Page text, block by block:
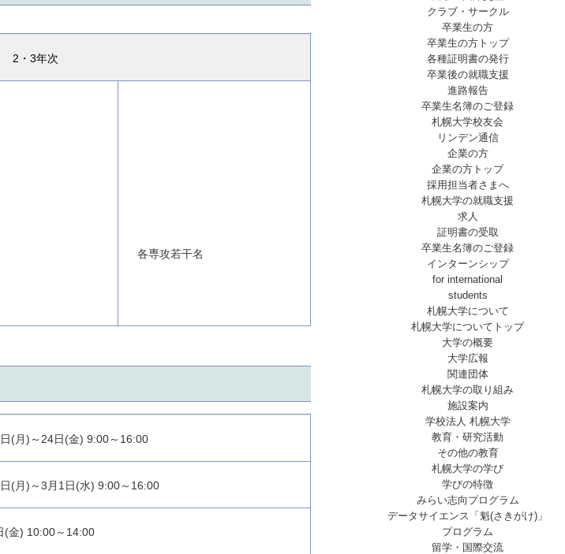
クラブ・サークル
卒業生の方
卒業生の方トップ
各種証明書の発行
卒業後の就職支援
進路報告
卒業生名簿のご登録
札幌大学校友会
リンデン通信
企業の方
企業の方トップ
採用担当者さまへ
札幌大学の就職支援
求人
証明書の受取
卒業生名簿のご登録
インターンシップ
for international
students
札幌大学について
札幌大学についてトップ
大学の概要
大学広報
関連団体
札幌大学の取り組み
施設案内
学校法人 札幌大学
教育・研究活動
その他の教育
札幌大学の学び
学びの特徴
みらい志向プログラム
データサイエンス「魁(さきがけ)」
プログラム
留学・国際交流
2・3年次
各専攻若干名
(月)～24日(金) 9:00～16:00
(月)～3月1日(水) 9:00～16:00
(金) 10:00～14:00